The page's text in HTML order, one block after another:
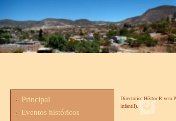
Principal
Eventos históricos
Directorio: Héctor Rivera
infantil).